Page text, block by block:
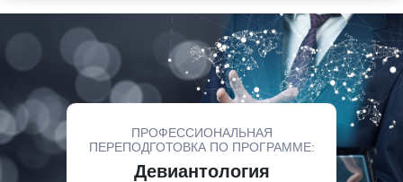
ПРОФЕССИОНАЛЬНАЯ
ПЕРЕПОДГОТОВКА ПО ПРОГРАММЕ:
Девиантология